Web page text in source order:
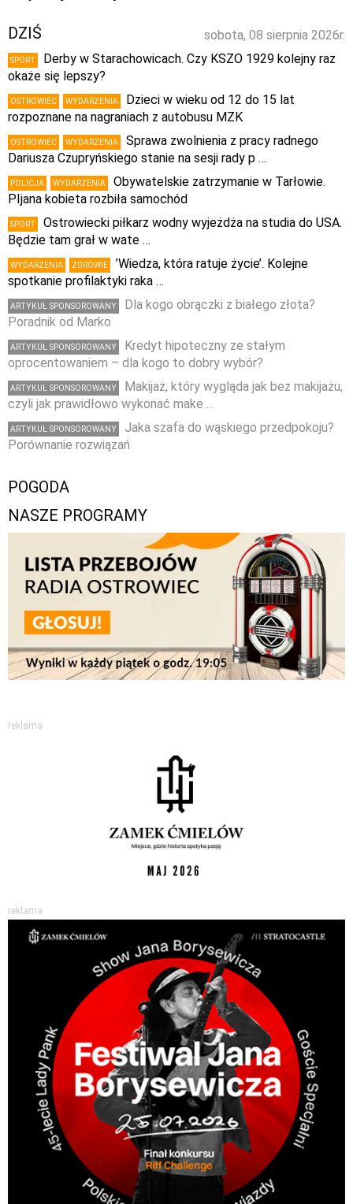
sobota, 08 sierpnia 2026r.
DZIŚ
SPORT
Derby w Starachowicach. Czy KSZO 1929 kolejny raz
okaże się lepszy?
OSTROWIEC WYDARZENIA
Dzieci w wieku od 12 do 15 lat
rozpoznane na nagraniach z autobusu MZK
OSTROWIEC WYDARZENIA
Sprawa zwolnienia z pracy radnego
Dariusza Czupryńskiego stanie na sesji rady p …
POLICJA WYDARZENIA
Obywatelskie zatrzymanie w Tarłowie.
PIjana kobieta rozbiła samochód
SPORT
Ostrowiecki piłkarz wodny wyjeżdża na studia do USA.
Będzie tam grał w wate …
WYDARZENIA ZDROWIE
’Wiedza, która ratuje życie’. Kolejne
spotkanie profilaktyki raka …
ARTYKUŁ SPONSOROWANY
Dla kogo obrączki z białego złota?
Poradnik od Marko
ARTYKUŁ SPONSOROWANY
Kredyt hipoteczny ze stałym
oprocentowaniem – dla kogo to dobry wybór?
ARTYKUŁ SPONSOROWANY
Makijaż, który wygląda jak bez makijażu,
czyli jak prawidłowo wykonać make …
ARTYKUŁ SPONSOROWANY
Jaka szafa do wąskiego przedpokoju?
Porównanie rozwiązań
POGODA
NASZE PROGRAMY
reklama
reklama